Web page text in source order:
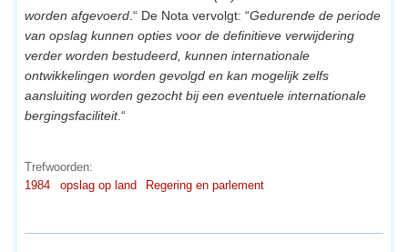
worden afgevoerd .“ De Nota vervolgt: “Gedurende de periode
van opslag kunnen opties voor de definitieve verwijdering
verder worden bestudeerd, kunnen internationale
ontwikkelingen worden gevolgd en kan mogelijk zelfs
aansluiting worden gezocht bij een eventuele internationale
bergingsfaciliteit.“
Trefwoorden:
1984
opslag op land Regering en parlement